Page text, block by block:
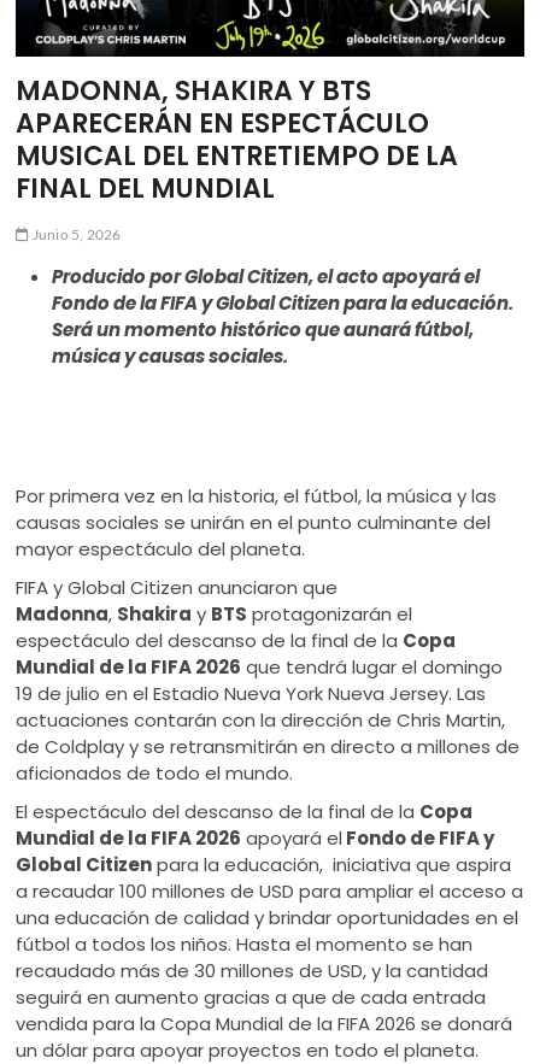
MADONNA, SHAKIRA Y BTS
APARECERÁN EN ESPECTÁCULO
MUSICAL DEL ENTRETIEMPO DE LA
FINAL DEL MUNDIAL
Junio 5, 2026
Producido por Global Citizen, el acto apoyará el
Fondo de la FIFA y Global Citizen para la educación.
Será unmomento histórico que aunará fútbol,
música y causas sociales.
Por primera vez en la historia, el fútbol, la música y las
causas sociales se unirán en el punto culminante del
mayor espectáculo del planeta.
FIFA y Global Citizen anunciaron que
Madonna, Shakira y BTS protagonizarán el
espectáculo del descanso de la final de la Copa
Mundial de la FIFA 2026 que tendrá lugar el domingo
19 de julio en el Estadio Nueva York Nueva Jersey. Las
actuaciones contarán con la dirección de Chris Martin,
de Coldplay y se retransmitirán en directo a millones de
aficionados de todo el mundo.
El espectáculo del descanso de la final de la Copa
Mundial de la FIFA 2026 apoyará el Fondo de FIFA y
Global Citizenpara la educación, iniciativa que aspira
a recaudar 100 millones de USD para ampliar el acceso a
una educación de calidad y brindar oportunidades en el
fútbol a todos los niños. Hasta el momento se han
recaudado más de 30 millones de USD, y la cantidad
seguirá en aumento gracias a que de cada entrada
vendida para la Copa Mundial de la FIFA 2026 se donará
un dólar para apoyar proyectos en todo el planeta.